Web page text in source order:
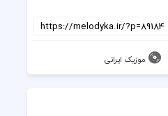
موزیک ایرانی